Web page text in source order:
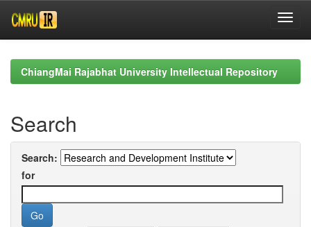
navigationChiangMai Rajabhat University Intellectual Repository
Search
Search:
for